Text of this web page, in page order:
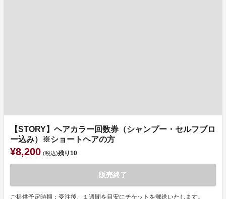
【STORY】ヘアカラー回数券（シャンプー・セルフブロ
ー込み）※ショートヘアの方
¥8,200 (税込)残り10
販売終了
ご提供予定時期：受注後、１週間を目安にチケットを郵送いたします。